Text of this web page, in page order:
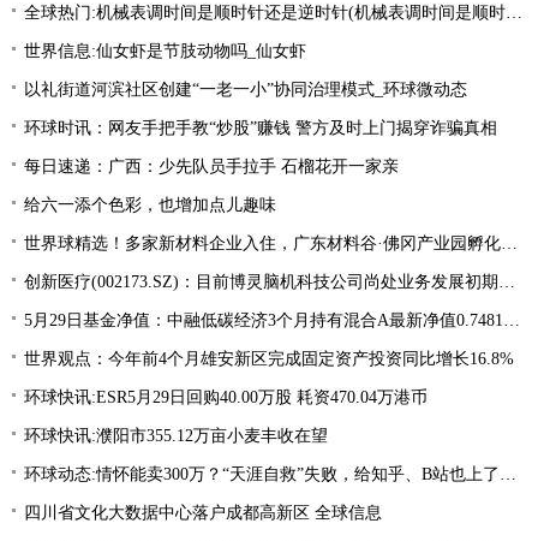
全球热门:机械表调时间是顺时针还是逆时针(机械表调时间是顺时针还是逆时针图解)
世界信息:仙女虾是节肢动物吗_仙女虾
以礼街道河滨社区创建“一老一小”协同治理模式_环球微动态
环球时讯：网友手把手教“炒股”赚钱 警方及时上门揭穿诈骗真相
每日速递：广西：少先队员手拉手 石榴花开一家亲
给六一添个色彩，也增加点儿趣味
世界球精选！多家新材料企业入住，广东材料谷·佛冈产业园孵化器开业
创新医疗(002173.SZ)：目前博灵脑机科技公司尚处业务发展初期阶段 热议
5月29日基金净值：中融低碳经济3个月持有混合A最新净值0.7481，涨0.79%
世界观点：今年前4个月雄安新区完成固定资产投资同比增长16.8%
环球快讯:ESR5月29日回购40.00万股 耗资470.04万港币
环球快讯:濮阳市355.12万亩小麦丰收在望
环球动态:情怀能卖300万？“天涯自救”失败，给知乎、B站也上了一课
四川省文化大数据中心落户成都高新区 全球信息